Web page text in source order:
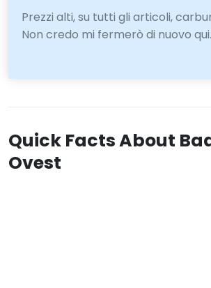
Prezzi alti, su tutti gli articoli,
Non credo mi fermerò di nuovo qui.
Quick Facts About
Ovest